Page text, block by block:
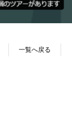
一覧へ戻る